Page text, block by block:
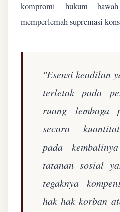
kompromi hukum
memperlemah supremasi
"Esensi keadilan
terletak pada
ruang lembaga
secara
pada
tatanan sosial
tegaknya
hak hak korban